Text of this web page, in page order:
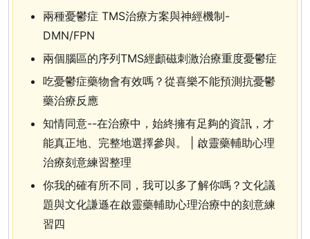
兩種憂鬱症 TMS治療方案與神經機制-
DMN/FPN
兩個腦區的序列TMS經顱磁刺激治療重度憂鬱症
吃憂鬱症藥物會有效嗎？從喜樂不能預測抗憂鬱
藥治療反應
知情同意--在治療中，始終擁有足夠的資訊，才
能真正地、完整地選擇參與。 | 啟靈藥輔助心理
治療刻意練習整理
你我的確有所不同，我可以多了解你嗎？文化議
題與文化謙遜在啟靈藥輔助心理治療中的刻意練
習四